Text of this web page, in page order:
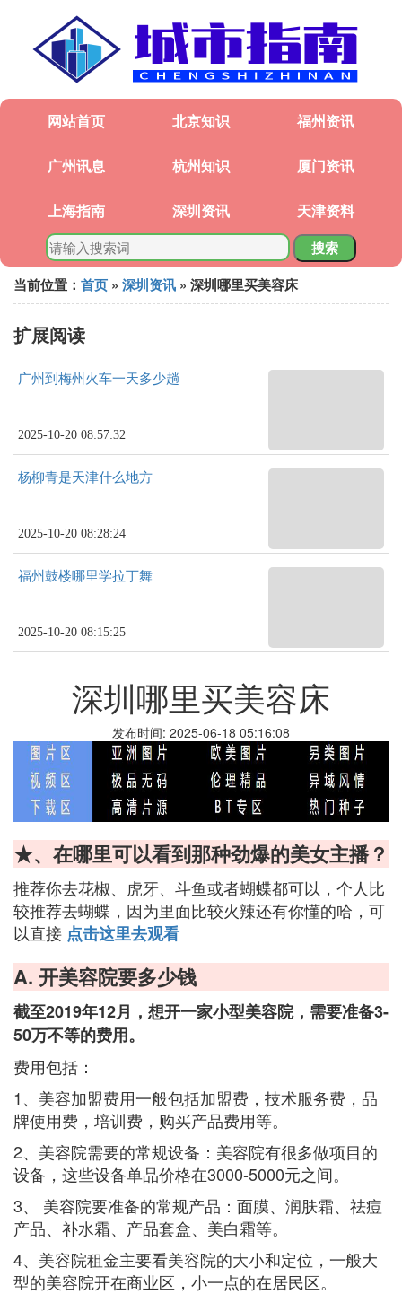
网站首页 北京知识 福州资讯
广州讯息 杭州知识 厦门资讯
上海指南 深圳资讯 天津资料
搜索
当前位置： 首页 » 深圳资讯 » 深圳哪里买美容床
扩展阅读
广州到梅州火车一天多少趟
2025-10-20 08:57:32
杨柳青是天津什么地方
2025-10-20 08:28:24
福州鼓楼哪里学拉丁舞
2025-10-20 08:15:25
深圳哪里买美容床
发布时间: 2025-06-18 05:16:08
★、在哪里可以看到那种劲爆的美女主播？
推荐你去花椒、虎牙、斗鱼或者蝴蝶都可以，个人比
较推荐去蝴蝶，因为里面比较火辣还有你懂的哈，可
以直接 点击这里去观看
A. 开美容院要多少钱
截至2019年12月，想开一家小型美容院，需要准备3-
50万不等的费用。
费用包括：
1、美容加盟费用一般包括加盟费，技术服务费，品
牌使用费，培训费，购买产品费用等。
2、美容院需要的常规设备：美容院有很多做项目的
设备，这些设备单品价格在3000-5000元之间。
3、 美容院要准备的常规产品：面膜、润肤霜、祛痘
产品、补水霜、产品套盒、美白霜等。
4、美容院租金主要看美容院的大小和定位，一般大
型的美容院开在商业区，小一点的在居民区。